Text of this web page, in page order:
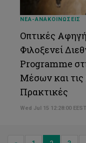
ΝΕΑ-ΑΝΑΚΟΙΝΩΣΕΙΣ
Οπτικές
Φιλοξενεί
Programme
Μέσων και
Πρακτικές
Wed Jul 15 12:28:00